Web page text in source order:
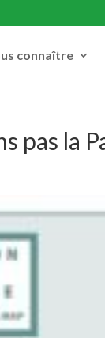
connaître
pas la